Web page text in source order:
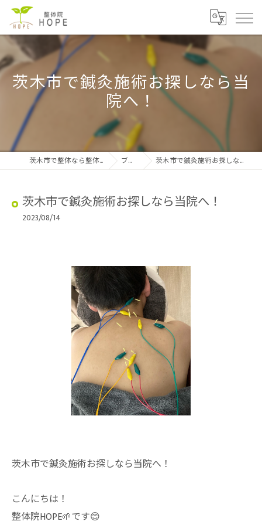
茨木市で鍼灸施術お探しなら当
院へ！
茨木市で整体なら整体院HOPE ブログ 茨木市で鍼灸施術お探しなら当院へ！
茨木市で鍼灸施術お探しなら当院へ！
2023/08/14
茨木市で鍼灸施術お探しなら当院へ！
こんにちは！
整体院HOPE🌱です😊